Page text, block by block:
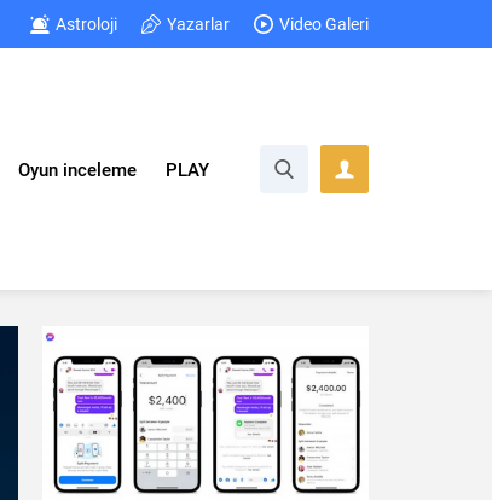
Astroloji Yazarlar Video Galeri
Oyun inceleme PLAY